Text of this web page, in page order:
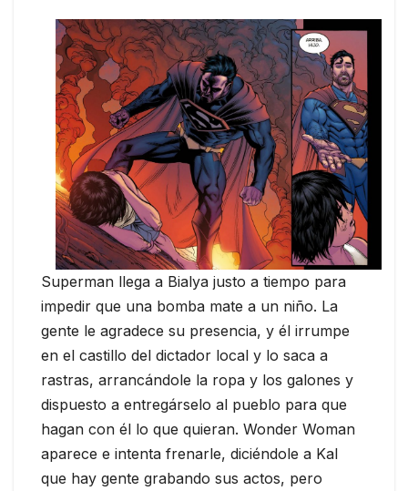
Superman llega a Bialya justo a tiempo para
impedir que una bomba mate a un niño. La
gente le agradece su presencia, y él irrumpe
en el castillo del dictador local y lo saca a
rastras, arrancándole la ropa y los galones y
dispuesto a entregárselo al pueblo para que
hagan con él lo que quieran. Wonder Woman
aparece e intenta frenarle, diciéndole a Kal
que hay gente grabando sus actos, pero